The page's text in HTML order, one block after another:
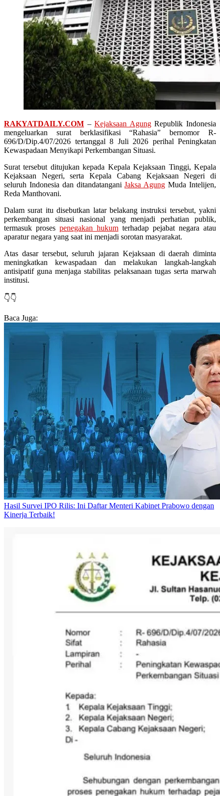
RAKYATDAILY.COM –Kejaksaan AgungRepublik Indonesia
mengeluarkan surat berklasifikasi “Rahasia” bernomor R-
696/D/Dip.4/07/2026 tertanggal 8 Juli 2026 perihal Peningkatan
Kewaspadaan Menyikapi Perkembangan Situasi.
Surat tersebut ditujukan kepada Kepala Kejaksaan Tinggi, Kepala
Kejaksaan Negeri, serta Kepala Cabang Kejaksaan Negeri di
seluruh Indonesia dan ditandatanganiJaksa Agung Muda Intelijen,
Reda Manthovani.
Dalam surat itu disebutkan latar belakang instruksi tersebut, yakni
perkembangan situasi nasional yang menjadi perhatian publik,
termasuk proses penegakan hukum terhadap pejabat negara atau
aparatur negara yang saat ini menjadi sorotan masyarakat.
Atas dasar tersebut, seluruh jajaran Kejaksaan di daerah diminta
meningkatkan kewaspadaan dan melakukan langkah-langkah
antisipatif guna menjaga stabilitas pelaksanaan tugas serta marwah
institusi.
👇👇
Baca Juga:
Hasil Survei IPO Rilis: Ini Daftar Menteri Kabinet Prabowo dengan
Kinerja Terbaik!